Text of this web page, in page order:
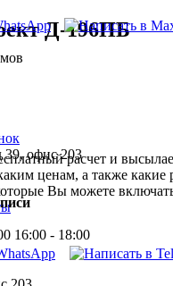
39, офис 203
16:00 - 18:00
Д-196ПБ
расчет и
ценам, а также
Вы можете